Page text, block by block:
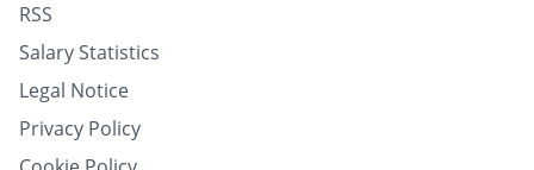
RSS
Salary Statistics
Legal Notice
Privacy Policy